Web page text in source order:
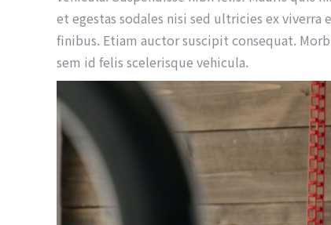
et egestas sodales nisi sed ultricies ex viverra
finibus. Etiam auctor suscipit consequat.
sem id felis scelerisque vehicula.